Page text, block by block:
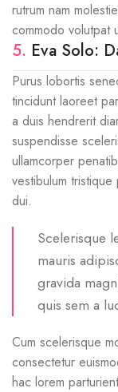
rutrum nam
commodo volutpat
5. Eva Solo:
Purus lobortis
tincidunt laoreet
a duis hendrerit
suspendisse
ullamcorper
vestibulum
dui.
Scelerisque
mauris
gravida
quis sem a
Cum scelerisque
consectetur
hac lorem